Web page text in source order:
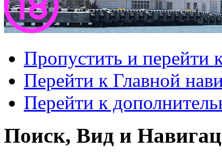
Пропустить и перейти
Перейти к Главной
Перейти к
Поиск, Вид и